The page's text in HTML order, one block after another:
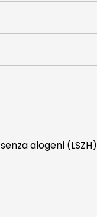
alogeni (LSZH)